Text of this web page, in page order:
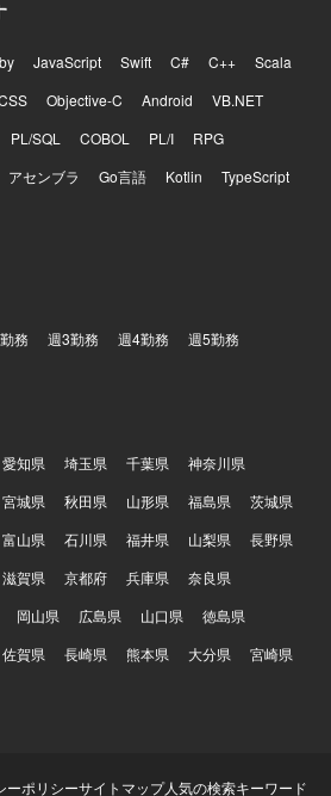
JavaScript Swift C# C++
Scala
Objective-C Android
VB.NET
PL/SQL COBOL PL/I
RPG
アセンブラ Go言語 Kotlin
TypeScript
務 週3勤務 週4勤務 週5勤務
愛知県 埼玉県 千葉県
神奈川県
宮城県 秋田県 山形県 福島県
茨城県
富山県 石川県 福井県 山梨県
長野県
滋賀県 京都府 兵庫県
奈良県
岡山県 広島県 山口県
徳島県
佐賀県 長崎県 熊本県 大分県
宮崎県
ーポリシーサイトマップ人気の検索キーワード